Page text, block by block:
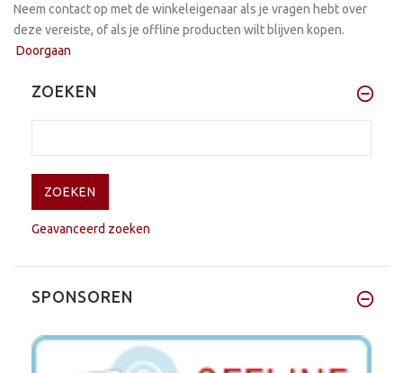
Neem contact op met de winkeleigenaar als je vragen hebt over
deze vereiste, of als je offline producten wilt blijven kopen.
Doorgaan
ZOEKEN
Geavanceerd zoeken
SPONSOREN